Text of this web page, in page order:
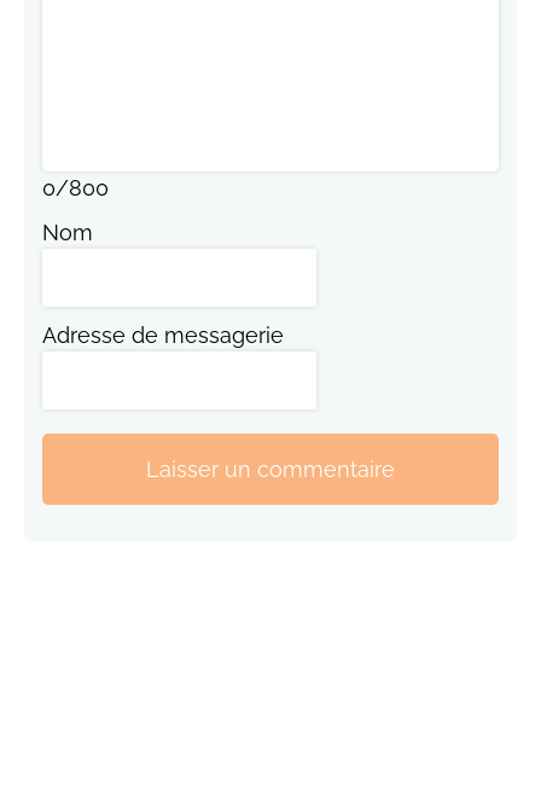
0/800
Nom
Adresse de messagerie
Laisser un commentaire